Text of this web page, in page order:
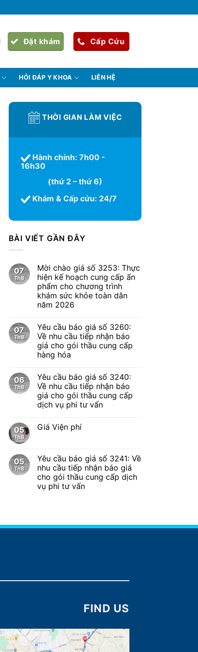
Đặt khám Cấp Cứu
HỎI ĐÁP Y KHOA LIÊN HỆ
THỜI GIAN LÀM VIỆC
Hành chính: 7h00 -
16h30
(thứ 2 – thứ 6)
Khám & Cấp cứu: 24/7
BÀI VIẾT GẦN ĐÂY
07
Th8
Mời chào giá số 3253: Thực
hiện kế hoạch cung cấp ấn
phẩm cho chương trình
khám sức khỏe toàn dân
năm 2026
07
Th8
Yêu cầu báo giá số 3260:
Về nhu cầu tiếp nhận báo
giá cho gói thầu cung cấp
hàng hóa
06
Th8
Yêu cầu báo giá số 3240:
Về nhu cầu tiếp nhận báo
giá cho gói thầu cung cấp
dịch vụ phi tư vấn
05
Th8
Giá Viện phí
05
Th8
Yêu cầu báo giá số 3241: Về
nhu cầu tiếp nhận báo giá
cho gói thầu cung cấp dịch
vụ phi tư vấn
FIND US